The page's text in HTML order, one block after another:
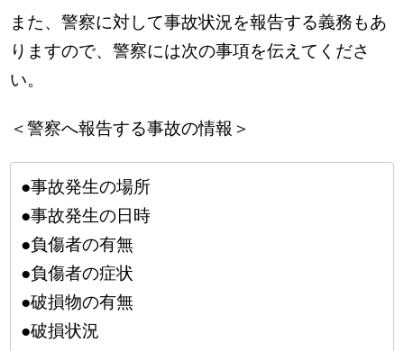
また、警察に対して事故状況を報告する義務もあ
りますので、警察には次の事項を伝えてくださ
い。
＜警察へ報告する事故の情報＞
●事故発生の場所
●事故発生の日時
●負傷者の有無
●負傷者の症状
●破損物の有無
●破損状況